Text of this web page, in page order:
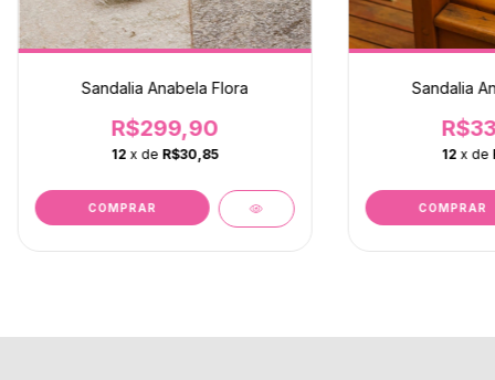
Sandalia Anabela Flora
R$299,90
12 x de R$30,85
COMPRAR
Sandalia
12 x de
COMPRAR